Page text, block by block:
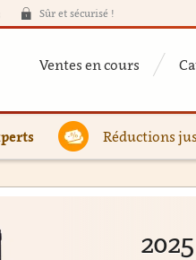
Sûr et sécurisé !
Ventes en cours
Réductions